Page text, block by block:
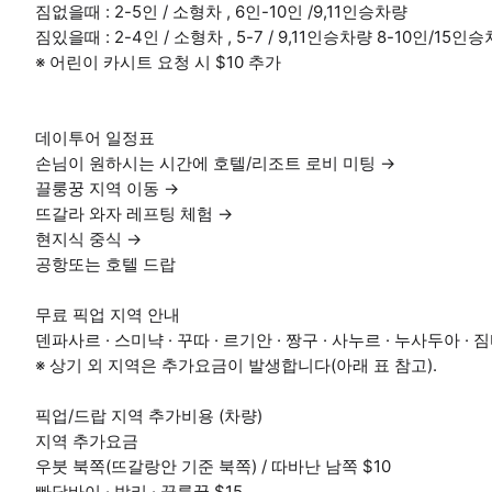
짐없을때 : 2-5인 / 소형차 , 6인-10인 /9,11인승차량
짐있을때 : 2-4인 / 소형차 , 5-7 / 9,11인승차량 8-10인/15인승
※ 어린이 카시트 요청 시 $10 추가
데이투어 일정표
손님이 원하시는 시간에 호텔/리조트 로비 미팅 →
끌룽꿍 지역 이동 →
뜨갈라 와자 레프팅 체험 →
현지식 중식 →
공항또는 호텔 드랍
무료 픽업 지역 안내
덴파사르 · 스미냑 · 꾸따 · 르기안 · 짱구 · 사누르 · 누사두아 ·
※ 상기 외 지역은 추가요금이 발생합니다(아래 표 참고).
픽업/드랍 지역 추가비용 (차량)
지역 추가요금
우붓 북쪽(뜨갈랑안 기준 북쪽) / 따바난 남쪽 $10